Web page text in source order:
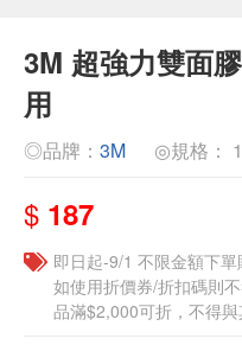
3M 超強力雙面
用
◎品牌： 3M ◎規格：
$ 187
即日起-9/1 不限金額下
如使用折價券/折扣碼則
品滿$2,000可折，不得